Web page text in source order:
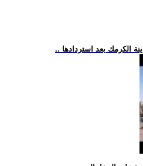
الكرمك بعد استردادها